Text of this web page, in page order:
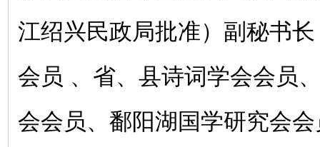
江绍兴民政局批准）副秘书
会员 、省、县诗词学会会员
会会员、鄱阳湖国学研究会